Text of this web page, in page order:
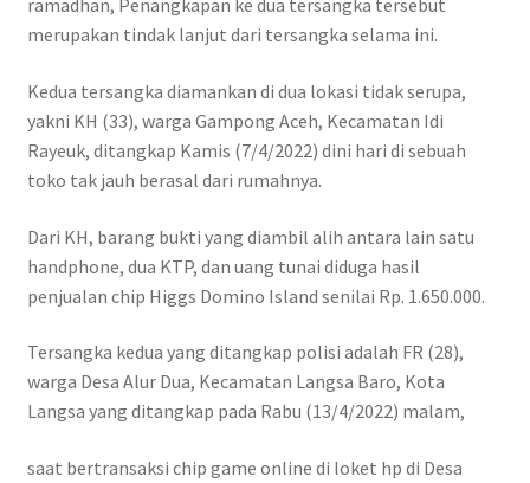
ramadhan, Penangkapan ke dua tersangka tersebut
merupakan tindak lanjut dari tersangka selama ini.
Kedua tersangka diamankan di dua lokasi tidak serupa,
yakni KH (33), warga Gampong Aceh, Kecamatan Idi
Rayeuk, ditangkap Kamis (7/4/2022) dini hari di sebuah
toko tak jauh berasal dari rumahnya.
Dari KH, barang bukti yang diambil alih antara lain satu
handphone, dua KTP, dan uang tunai diduga hasil
penjualan chip Higgs Domino Island senilai Rp. 1.650.000.
Tersangka kedua yang ditangkap polisi adalah FR (28),
warga Desa Alur Dua, Kecamatan Langsa Baro, Kota
Langsa yang ditangkap pada Rabu (13/4/2022) malam,
saat bertransaksi chip game online di loket hp di Desa